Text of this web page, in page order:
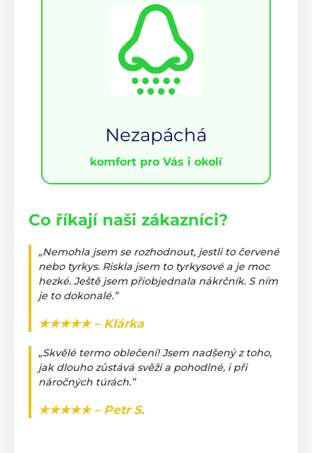
Nezapáchá
komfort pro Vás i okolí
Co říkají naši zákazníci?
„Nemohla jsem se rozhodnout, jestli to červené
nebo tyrkys. Riskla jsem to tyrkysové a je moc
hezké. Ještě jsem přiobjednala nákrčník. S ním
je to dokonalé.”
★★★★★ – Klárka
„Skvělé termo oblečení! Jsem nadšený z toho,
jak dlouho zůstává svěží a pohodlné, i při
náročných túrách.”
★★★★★ – Petr S.